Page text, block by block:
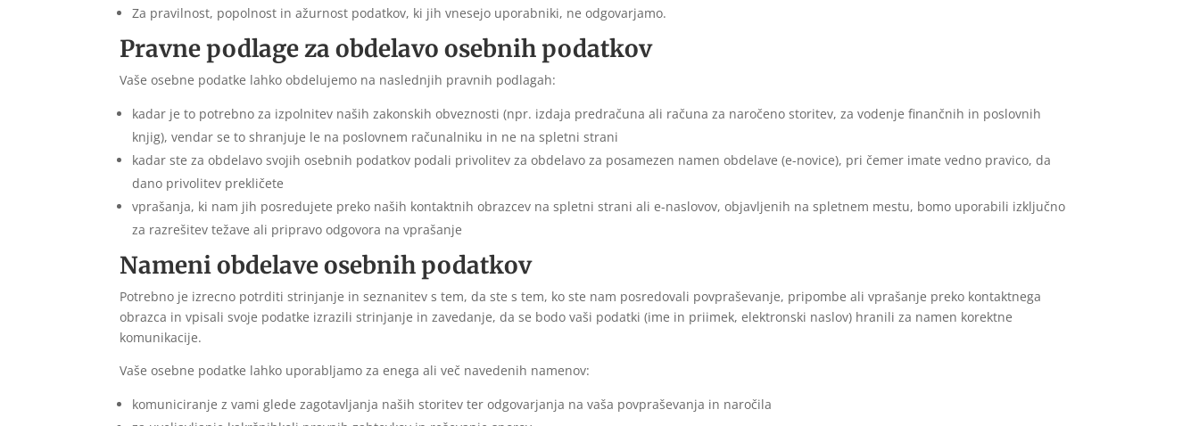
Za pravilnost, popolnost in ažurnost podatkov, ki jih vnesejo uporabniki, ne odgovarjamo.
Pravne podlage za obdelavo osebnih podatkov
Vaše osebne podatke lahko obdelujemo na naslednjih pravnih podlagah:
kadar je to potrebno za izpolnitev naših zakonskih obveznosti (npr. izdaja predračuna ali računa za naročeno storitev, za vodenje finančnih in poslovnih
knjig), vendar se to shranjuje le na poslovnem računalniku in ne na spletni strani
kadar ste za obdelavo svojih osebnih podatkov podali privolitev za obdelavo za posamezen namen obdelave (e-novice), pri čemer imate vedno pravico, da
dano privolitev prekličete
vprašanja, ki nam jih posredujete preko naših kontaktnih obrazcev na spletni strani ali e-naslovov, objavljenih na spletnem mestu, bomo uporabili izključno
za razrešitev težave ali pripravo odgovora na vprašanje
Nameni obdelave osebnih podatkov
Potrebno je izrecno potrditi strinjanje in seznanitev s tem, da ste s tem, ko ste nam posredovali povpraševanje, pripombe ali vprašanje preko kontaktnega
obrazca in vpisali svoje podatke izrazili strinjanje in zavedanje, da se bodo vaši podatki (ime in priimek, elektronski naslov) hranili za namen korektne
komunikacije.
Vaše osebne podatke lahko uporabljamo za enega ali več navedenih namenov:
komuniciranje z vami glede zagotavljanja naših storitev ter odgovarjanja na vaša povpraševanja in naročila